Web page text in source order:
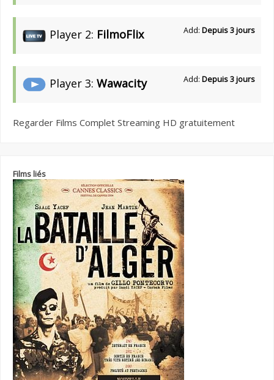
Player 2: FilmoFlix Add: Depuis 3 jours
Player 3: Wawacity Add: Depuis 3 jours
Regarder Films Complet Streaming HD gratuitement
Films liés